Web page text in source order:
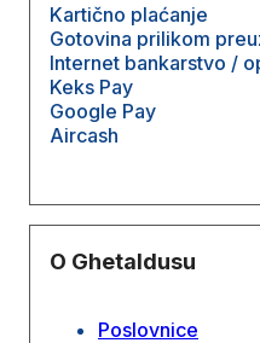
Kartično plaćanje
Gotovina prilikom
Internet bankarstvo /
Keks Pay
Google Pay
Aircash
O Ghetaldusu
Poslovnice